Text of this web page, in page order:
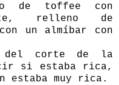
de toffee con
relleno de
un almíbar con
del corte de la
si estaba rica,
estaba muy rica.